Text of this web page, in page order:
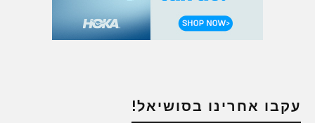
עקבו אחרינו בסושיאל!